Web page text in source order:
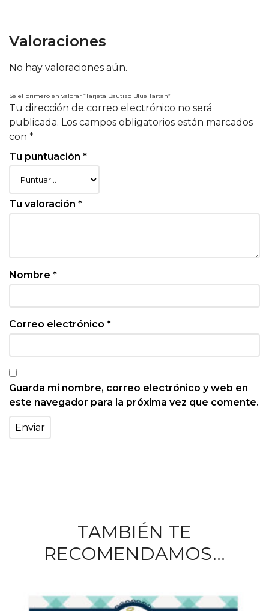
Valoraciones
No hay valoraciones aún.
Sé el primero en valorar “Tarjeta Bautizo Blue Tartan”
Tu dirección de correo electrónico no será
publicada. Los campos obligatorios están marcados
con *
Tu puntuación *
Tu valoración *
Nombre *
Correo electrónico *
Guarda mi nombre, correo electrónico y web en
este navegador para la próxima vez que comente.
TAMBIÉN TE
RECOMENDAMOS…